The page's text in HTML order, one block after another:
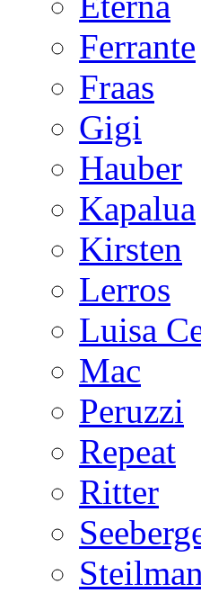
Ferrante
Fraas
Gigi
Hauber
Kapalua
Kirsten
Lerros
Luisa
Mac
Peruzzi
Repeat
Ritter